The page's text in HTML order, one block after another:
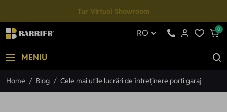
Tur Virtual Showroom
RO 0
MENIU
Home / Blog / Cele mai utile lucrări de întreținere porți garaj